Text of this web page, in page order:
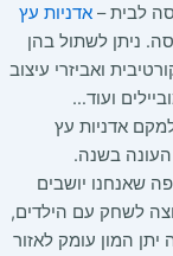
לבית– אדניות עץ
. ניתן לשתול בהן
ואביזרי עיצוב
ועוד…
אדניות עץ
העונה בשנה.
שאנחנו יושבים
לשחק עם הילדים,
יתן המון עומק לאזור